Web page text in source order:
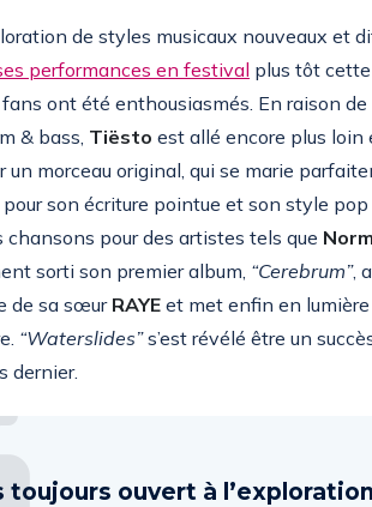
de styles musicaux nouveaux et
performances en festival plus tôt
ont été enthousiasmés. En raison
& bass, Tiësto est allé encore plus
un morceau original, qui se marie
pour son écriture pointue et son style
chansons pour des artistes tels que
sorti son premier album, “Cerebrum”,
de sa sœur RAYE et met enfin en
“Waterslides”s’est révélé être un
dernier.
toujours ouvert à